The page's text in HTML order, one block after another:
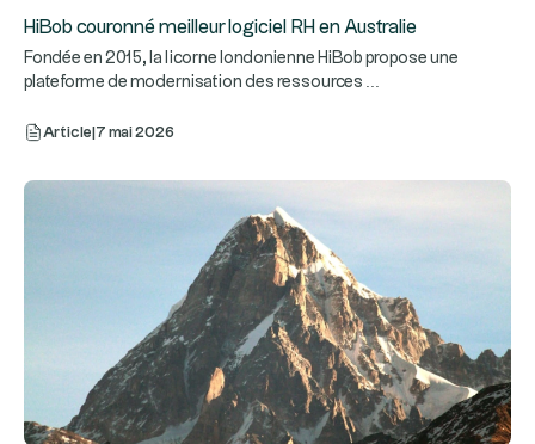
HiBob couronné meilleur logiciel RH en Australie
Fondée en 2015, la licorne londonienne HiBob propose une
plateforme de modernisation des ressources
Article 7 mai 2026